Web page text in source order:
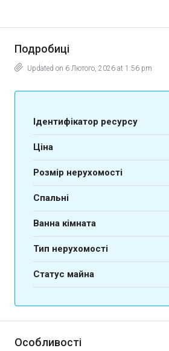
Подробиці
Updated on 6 Лютого, 2026 at 1:56 pm
Ідентифікатор ресурсу
Ціна
Розмір нерухомості
Спальні
Ванна кімната
Тип нерухомості
Статус майна
Особливості